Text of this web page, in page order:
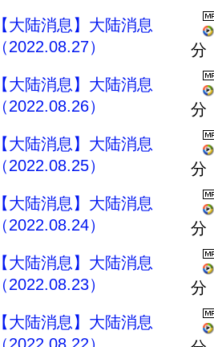
【大陆消息】大陆消息
（2022.08.27）
分
【大陆消息】大陆消息
（2022.08.26）
分
【大陆消息】大陆消息
（2022.08.25）
分
【大陆消息】大陆消息
（2022.08.24）
分
【大陆消息】大陆消息
（2022.08.23）
分
【大陆消息】大陆消息